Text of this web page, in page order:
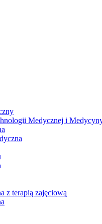
Medycznej i
z terapią zajęciową